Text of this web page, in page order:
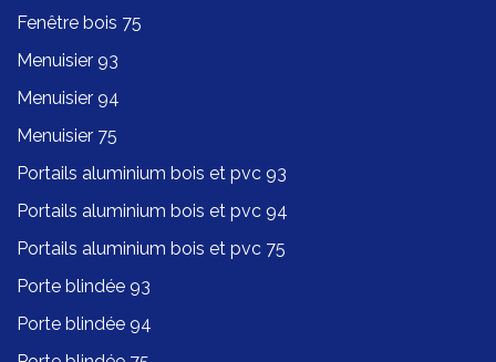
Fenêtre bois 75
Menuisier 93
Menuisier 94
Menuisier 75
Portails aluminium bois et pvc 93
Portails aluminium bois et pvc 94
Portails aluminium bois et pvc 75
Porte blindée 93
Porte blindée 94